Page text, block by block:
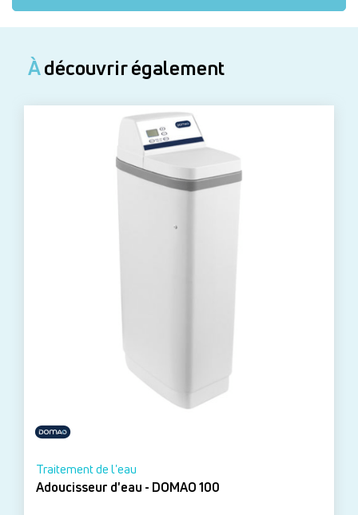
Àdécouvrir également
Traitement de l'eau
Adoucisseur d'eau - DOMAO 100